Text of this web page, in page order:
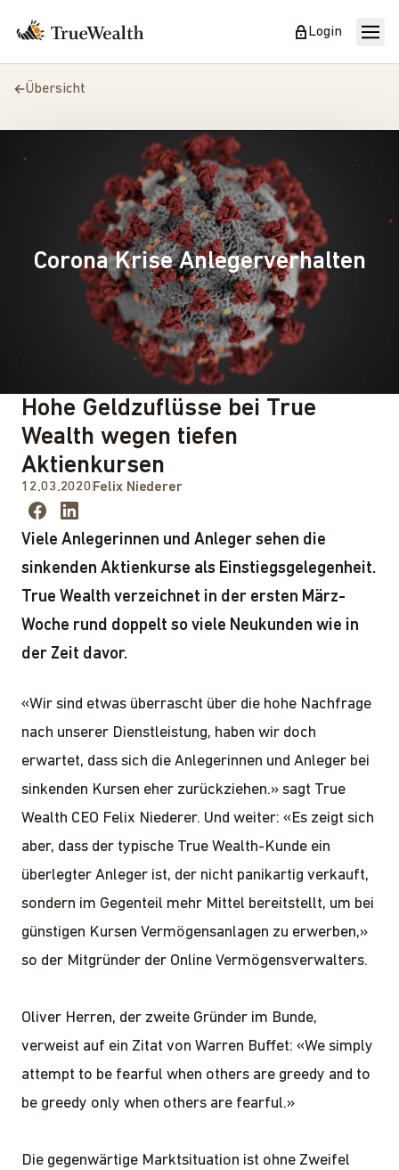
Login
Übersicht
Corona Krise Anlegerverhalten
Hohe Geldzuflüsse bei True
Wealth wegen tiefen
Aktienkursen
12.03.2020 Felix Niederer
Viele Anlegerinnen und Anleger sehen die
sinkenden Aktienkurse als Einstiegsgelegenheit.
True Wealth verzeichnet in der ersten März-
Woche rund doppelt so viele Neukunden wie in
der Zeit davor.
«Wir sind etwas überrascht über die hohe Nachfrage
nach unserer Dienstleistung, haben wir doch
erwartet, dass sich die Anlegerinnen und Anleger bei
sinkenden Kursen eher zurückziehen.» sagt True
Wealth CEO Felix Niederer. Und weiter: «Es zeigt sich
aber, dass der typische True Wealth-Kunde ein
überlegter Anleger ist, der nicht panikartig verkauft,
sondern im Gegenteil mehr Mittel bereitstellt, um bei
günstigen Kursen Vermögensanlagen zu erwerben,»
so der Mitgründer der Online Vermögensverwalters.
Oliver Herren, der zweite Gründer im Bunde,
verweist auf ein Zitat von Warren Buffet: «We simply
attempt to be fearful when others are greedy and to
be greedy only when others are fearful.»
Die gegenwärtige Marktsituation ist ohne Zweifel